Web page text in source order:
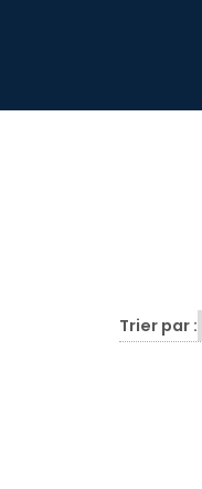
Trier par :